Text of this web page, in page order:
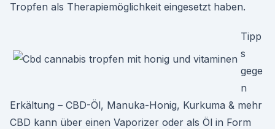
Tropfen als Therapiemöglichkeit eingesetzt haben.
Tipp
s
gege
n
Erkältung – CBD-Öl, Manuka-Honig, Kurkuma & mehr
CBD kann über einen Vaporizer oder als Öl in Form